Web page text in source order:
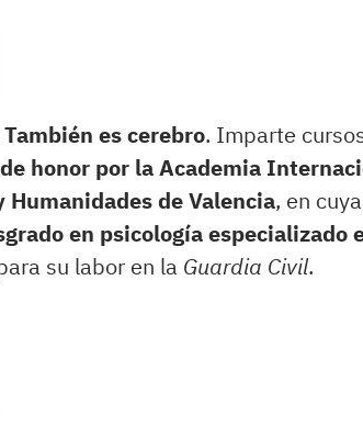
También es cerebro. Imparte
honor por la Academia
Humanidades de Valencia, en cuya
en psicología especializado
su labor en la Guardia Civil.